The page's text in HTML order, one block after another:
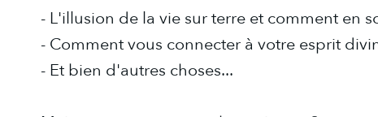
- L'illusion de la vie sur terre et comment en
- Comment vous connecter à votre esprit
- Et bien d'autres choses...